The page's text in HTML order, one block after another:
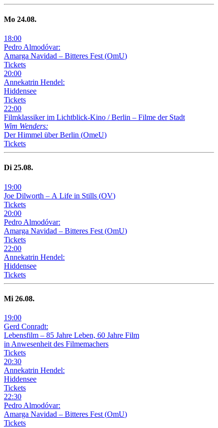
Mo 24.08.
18:00
Pedro Almodóvar:
Amarga Navidad – Bitteres Fest (OmU)
Tickets
20:00
Annekatrin Hendel:
Hiddensee
Tickets
22:00
Filmklassiker im Lichtblick-Kino /Berlin – Filme der Stadt
Wim Wenders:
Der Himmel über Berlin (OmeU)
Tickets
Di25.08.
19:00
Joe Dilworth – A Life in Stills (OV)
Tickets
20:00
Pedro Almodóvar:
Amarga Navidad – Bitteres Fest (OmU)
Tickets
22:00
Annekatrin Hendel:
Hiddensee
Tickets
Mi 26.08.
19:00
Gerd Conradt:
Lebensfilm – 85 Jahre Leben, 60 Jahre Film
in Anwesenheit des Filmemachers
Tickets
20:30
Annekatrin Hendel:
Hiddensee
Tickets
22:30
Pedro Almodóvar:
Amarga Navidad – Bitteres Fest (OmU)
Tickets